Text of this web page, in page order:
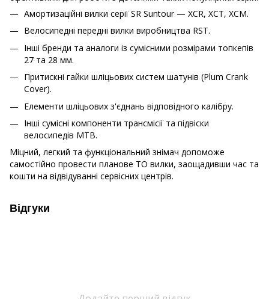
Амортизаційні вилки серії SR Suntour — XCR, XCT, XCM.
Велосипедні передні вилки виробництва RST.
Інші бренди та аналоги із сумісними розмірами топкепів
27 та 28 мм.
Притискні гайки шліцьових систем шатунів (Plum Crank
Cover).
Елементи шліцьових з'єднань відповідного калібру.
Інші сумісні компоненти трансмісії та підвіски
велосипедів MTB.
Міцний, легкий та функціональний знімач допоможе
самостійно провести планове ТО вилки, заощадивши час та
кошти на відвідуванні сервісних центрів.
Відгуки